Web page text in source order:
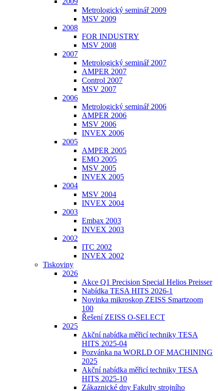
Metrologický seminář 2009
MSV 2009
2008
FOR INDUSTRY
MSV 2008
2007
Metrologický seminář 2007
AMPER 2007
Control 2007
MSV 2007
2006
Metrologický seminář 2006
AMPER 2006
MSV 2006
INVEX 2006
2005
AMPER 2005
EMO 2005
MSV 2005
INVEX 2005
2004
MSV 2004
INVEX 2004
2003
Embax 2003
INVEX 2003
2002
ITC 2002
INVEX 2002
Tiskoviny
2026
Akce Q1 Precision Special Helios Preisser
Nabídka TESA HITS 2026-1
Novinka mikroskop ZEISS Smartzoom
100
Řešení ZEISS O-SELECT
2025
Akční nabídka měřicí techniky TESA
HITS 2025-04
Pozvánka na WORLD OF MACHINING
2025
Akční nabídka měřicí techniky TESA
HITS 2025-10
Zákaznické dny Fakulty strojního